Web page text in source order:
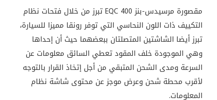
مقصورة مرسيدس-بنز EQC 400 تبرز من خلال فتحات نظام
التكييف ذات اللون النحاسي التي توفر رونقا مميزا للسيارة،
تبرز أيضا الشاشتين المتصلتان ببعضهما حيث أن إحداها
وهي الموجودة خلف المقود تعطي السائق معلومات عن
السرعة ومدى الشحن المتبقي من أجل إتخاذ القرار بالتوجه
لأقرب محطة شحن وعرض موجز عن محتوى شاشة نظام
المعلومات.